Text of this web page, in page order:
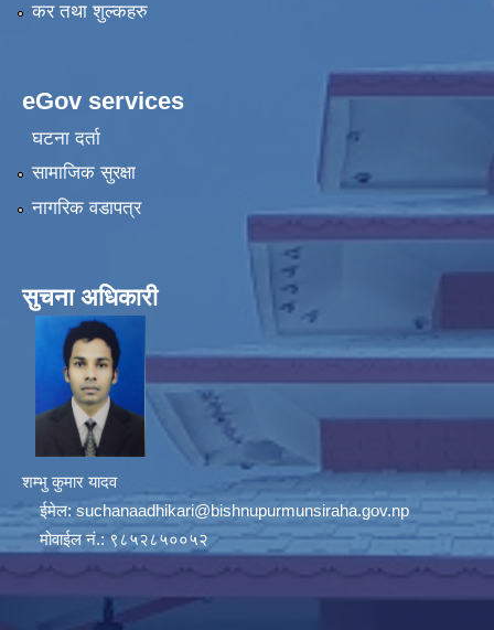
कर तथा शुल्कहरु
eGov services
घटना दर्ता
सामाजिक सुरक्षा
नागरिक वडापत्र
सुचना अधिकारी
शम्भु कुमार यादव
ईमेल: suchanaadhikari@bishnupurmunsiraha.gov.np
मोवाईल नं.: ९८५२८५००५२